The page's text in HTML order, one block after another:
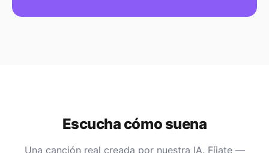
Escucha cómo suena
Una canción real creada por nuestra IA. Fíjate —